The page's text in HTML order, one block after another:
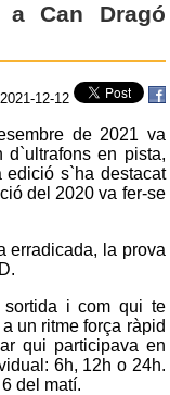
a Can Dragó
12-12
de 2021 va
en pista,
edició s`ha destacat
del 2020 va fer-se
erradicada, la prova
i com qui te
un ritme força ràpid
qui participava en
6h, 12h o 24h.
del matí.